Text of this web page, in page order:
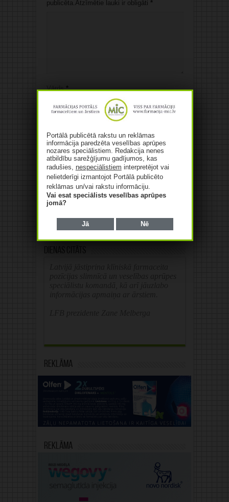
publicēta.Atzīmētie lauki ir obligāti *
Vārds *
E-pasts *
Web
Save my name, email, and website in this
browser for the next time I comment.
Dienas citāts
Reklāma
Reklāma
Portālā publicētā rakstu un reklāmas
informācija paredzēta veselības aprūpes
nozares speciālistiem. Redakcija nenes
atbildību sarežģījumu gadījumos, kas
radušies, nespeciālistiem interpretējot vai
nelietderīgi izmantojot Portālā publicēto
reklāmas un/vai rakstu informāciju.
Vai esat speciālists veselības aprūpes
jomā?
Jā Nē